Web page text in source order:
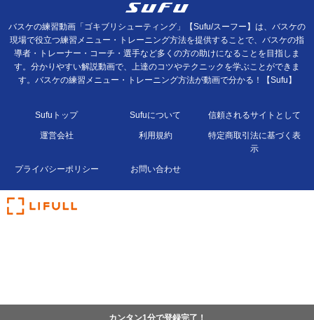
カンタン1分で登録完了！
バスケの練習動画「ゴキブリシューティング」【Sufu/スーフー】は、バスケの
現場で役立つ練習メニュー・トレーニング方法を提供することで、バスケの指
導者・トレーナー・コーチ・選手など多くの方の助けになることを目指しま
す。分かりやすい解説動画で、上達のコツやテクニックを学ぶことができま
す。バスケの練習メニュー・トレーニング方法が動画で分かる！【Sufu】
Sufuトップ Sufuについて 信頼されるサイトとして
運営会社 利用規約
特定商取引法に基づく表
示
プライバシーポリシー お問い合わせ